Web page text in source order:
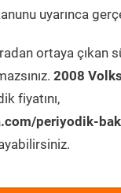
uyarınca
ortaya çıkan
2008
fiyatını,
periyodik-